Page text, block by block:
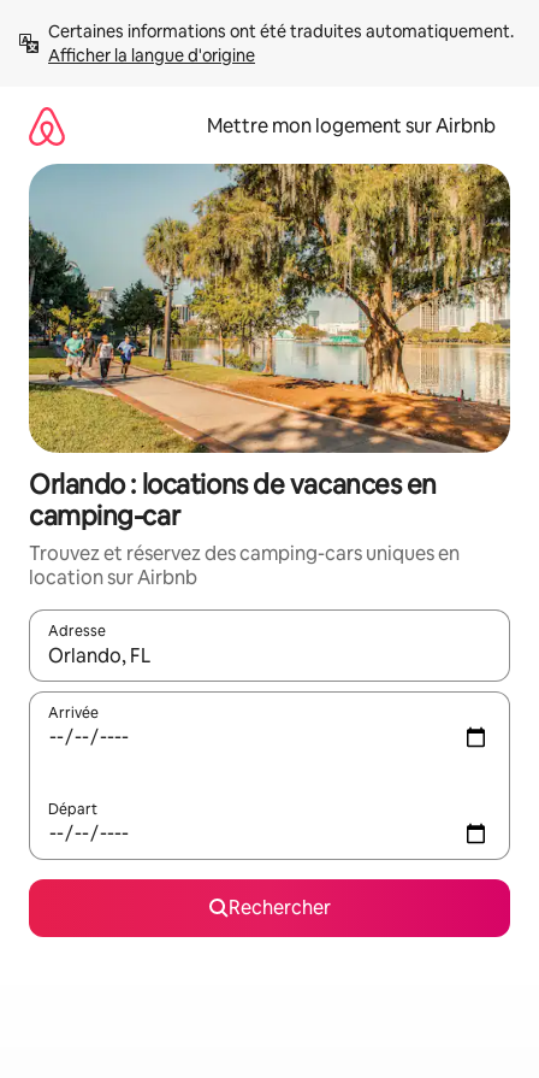
directement
Afficher la langue d'origine
Mettre mon logement sur Airbnb
Orlando : locations de vacances en
camping-car
Trouvez et réservez des camping-cars uniques en
location sur Airbnb
Adresse
Lorsque les résultats s'affichent, utilisez les flèches vers le
Arrivée
Départ
Rechercher